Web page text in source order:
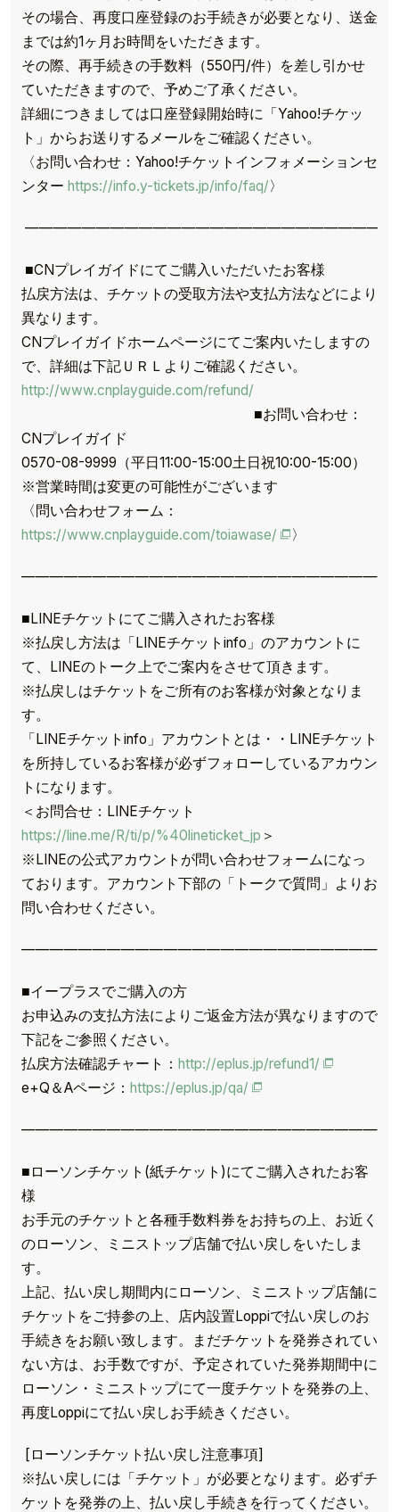
その場合、再度口座登録のお手続きが必要となり、送金
までは約1ヶ月お時間をいただきます。
その際、再手続きの手数料（550円/件）を差し引かせ
ていただきますので、予めご了承ください。
詳細につきましては口座登録開始時に「Yahoo!チケッ
ト」からお送りするメールをご確認ください。
〈お問い合わせ：Yahoo!チケットインフォメーションセ
ンター https://info.y-tickets.jp/info/faq/〉
■CNプレイガイドにてご購入いただいたお客様
払戻方法は、チケットの受取方法や支払方法などにより
異なります。
CNプレイガイドホームページにてご案内いたしますの
で、詳細は下記ＵＲＬよりご確認ください。
http://www.cnplayguide.com/refund/
■お問い合わせ：
CNプレイガイド
0570-08-9999（平日11:00-15:00土日祝10:00-15:00）
※営業時間は変更の可能性がございます
〈問い合わせフォーム：
https://www.cnplayguide.com/toiawase/
〉
■LINEチケットにてご購入されたお客様
※払戻し方法は「LINEチケットinfo」のアカウントに
て、LINEのトーク上でご案内をさせて頂きます。
※払戻しはチケットをご所有のお客様が対象となりま
す。
「LINEチケットinfo」アカウントとは・・LINEチケット
を所持しているお客様が必ずフォローしているアカウン
トになります。
＜お問合せ：LINEチケット
https://line.me/R/ti/p/%40lineticket_jp ＞
※LINEの公式アカウントが問い合わせフォームになっ
ております。アカウント下部の「トークで質問」よりお
問い合わせください。
■イープラスでご購入の方
お申込みの支払方法によりご返金方法が異なりますので
下記をご参照ください。
払戻方法確認チャート： http://eplus.jp/refund1/
e+Q＆Aページ： https://eplus.jp/qa/
■ローソンチケット(紙チケット)にてご購入されたお客
様
お手元のチケットと各種手数料券をお持ちの上、お近く
のローソン、ミニストップ店舗で払い戻しをいたしま
す。
上記、払い戻し期間内にローソン、ミニストップ店舗に
チケットをご持参の上、店内設置Loppiで払い戻しのお
手続きをお願い致します。まだチケットを発券されてい
ない方は、お手数ですが、予定されていた発券期間中に
ローソン・ミニストップにて一度チケットを発券の上、
再度Loppiにて払い戻しお手続きください。
[ローソンチケット払い戻し注意事項]
※払い戻しには「チケット」が必要となります。必ずチ
ケットを発券の上、払い戻し手続きを行ってください。